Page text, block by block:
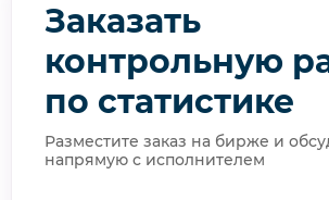
Заказать
контрольную
по статистике
Разместите заказ на бирже и
напрямую с исполнителем